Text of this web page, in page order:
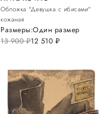
Обложка "Девушка с ибисами"
кожаная
13 900руб.12 510 руб.
Размеры:Один размер